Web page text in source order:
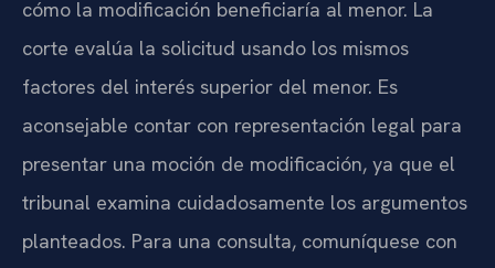
cómo la modificación beneficiaría al menor. La
corte evalúa la solicitud usando los mismos
factores del interés superior del menor. Es
aconsejable contar con representación legal para
presentar una moción de modificación, ya que el
tribunal examina cuidadosamente los argumentos
planteados. Para una consulta, comuníquese con